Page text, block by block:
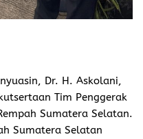
Dr. H. Askolani,
Tim Penggerak
Sumatera Selatan.
Sumatera Selatan